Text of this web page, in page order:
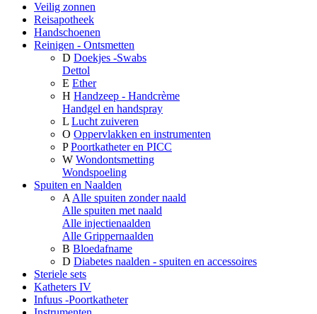
Veilig zonnen
Reisapotheek
Handschoenen
Reinigen - Ontsmetten
D Doekjes -Swabs
Dettol
E Ether
H Handzeep - Handcrème
Handgel en handspray
L Lucht zuiveren
O Oppervlakken en instrumenten
P Poortkatheter en PICC
W Wondontsmetting
Wondspoeling
Spuiten en Naalden
A Alle spuiten zonder naald
Alle spuiten met naald
Alle injectienaalden
Alle Grippernaalden
B Bloedafname
D Diabetes naalden - spuiten en accessoires
Steriele sets
Katheters IV
Infuus -Poortkatheter